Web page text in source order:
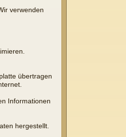
verwenden
übertragen
Informationen
hergestellt.